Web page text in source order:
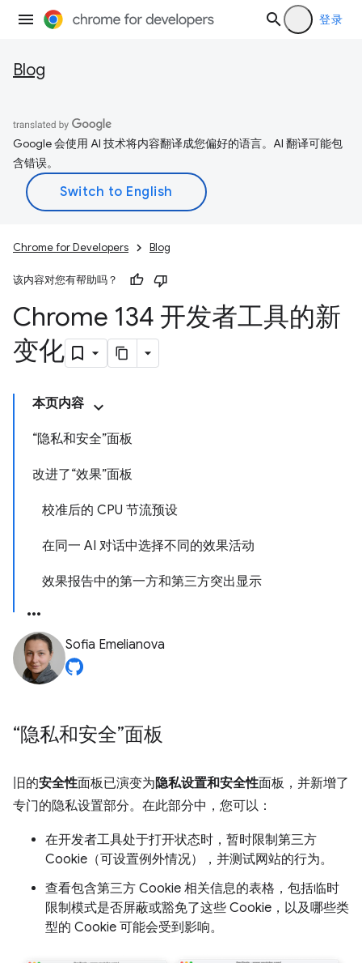
登录
Blog
Google 会使用 AI 技术将内容翻译成您偏好的语言。AI 翻译可能包
含错误。
Chrome for Developers Blog
该内容对您有帮助吗？
Chrome 134 开发者工具的新
变化
本页内容
“隐私和安全”面板
改进了“效果”面板
校准后的 CPU 节流预设
在同一 AI 对话中选择不同的效果活动
效果报告中的第一方和第三方突出显示
Sofia Emelianova
“隐私和安全”面板
旧的安全性面板已演变为隐私设置和安全性面板，并新增了
专门的隐私设置部分。在此部分中，您可以：
在开发者工具处于打开状态时，暂时限制第三方
Cookie（可设置例外情况），并测试网站的行为。
查看包含第三方 Cookie 相关信息的表格，包括临时
限制模式是否屏蔽或豁免了这些 Cookie，以及哪些类
型的 Cookie 可能会受到影响。